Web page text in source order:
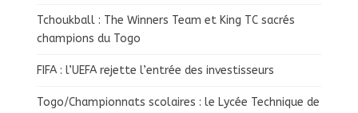
Tchoukball : The Winners Team et King TC sacrés
champions du Togo
FIFA : l’UEFA rejette l’entrée des investisseurs
Togo/Championnats scolaires : le Lycée Technique de